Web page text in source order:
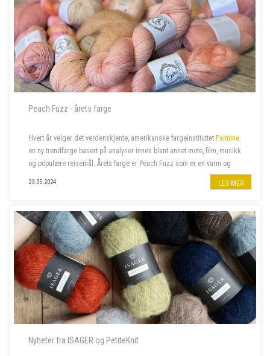
Peach Fuzz - årets farge
Hvert år velger det verdenskjente, amerikanske fargeinstituttet Pantone
en ny trendfarge basert på analyser innen blant annet mote, film, musikk
og populære reisemål. Årets farge er Peach Fuzz som er en varm og
velkommen farge som beriker sinn, kropp og sjel. Naturligvi...
23.05.2024 LES MER
Nyheter fra ISAGER og PetiteKnit